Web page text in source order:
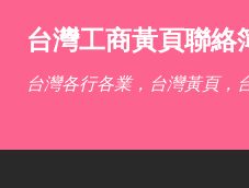
跳到主
台灣工商黃頁聯絡
台灣各行各業，台灣黃頁，